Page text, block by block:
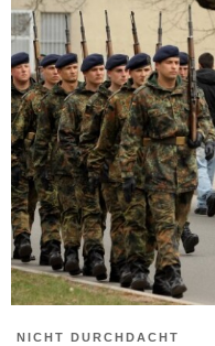
NICHT DURCHDACHT